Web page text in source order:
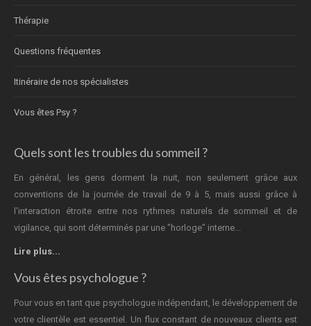
Thérapie
Questions fréquentes
Itinéraire de nos spécialistes
Vous êtes Psy ?
Quels sont les troubles du sommeil ?
En général, les gens dorment la nuit, non seulement grâce aux
conventions de la journée de travail de 9 à 5, mais aussi grâce à
l'interaction étroite entre nos rythmes naturels de sommeil et de
vigilance, qui sont déterminés par une "horloge" interne...
Lire plus...
Vous êtes psychologue ?
Pour vous en tant que psychologue indépendant, le développement de
votre clientèle est essentiel. Un flux constant de nouveaux clients est